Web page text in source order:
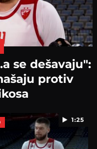
se dešavaju":
protiv
1:25